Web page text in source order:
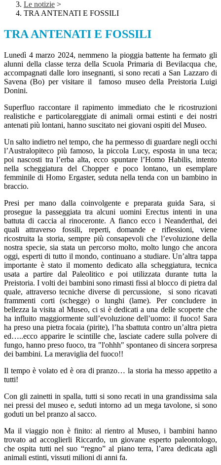
Le notizie >
TRA ANTENATI E FOSSILI
TRA ANTENATI E FOSSILI
Lunedì 4 marzo 2024, nemmeno la pioggia battente ha fermato gli
alunni della classe terza della Scuola Primaria di Bevilacqua che,
accompagnati dalle loro insegnanti, si sono recati a San Lazzaro di
Savena (Bo) per visitare il famoso museo della Preistoria Luigi
Donini.
Superfluo raccontare il rapimento immediato che le ricostruzioni
realistiche e particolareggiate di animali ormai estinti e dei nostri
antenati più lontani, hanno suscitato nei giovani ospiti del Museo.
Un salto indietro nel tempo, che ha permesso di guardare negli occhi
l’Australopiteco più famoso, la piccola Lucy, esposta in una teca;
poi nascosti tra l’erba alta, ecco spuntare l’Homo Habilis, intento
nella scheggiatura del Chopper e poco lontano, un esemplare
femminile di Homo Ergaster, seduta nella tenda con un bambino in
braccio.
Presi per mano dalla coinvolgente e preparata guida Sara, si
prosegue la passeggiata tra alcuni uomini Erectus intenti in una
battuta di caccia al rinoceronte. A fianco ecco i Neanderthal, dei
quali attraverso fossili, reperti, domande e riflessioni, viene
ricostruita la storia, sempre più consapevoli che l’evoluzione della
nostra specie, sia stata un percorso molto, molto lungo che ancora
oggi, esperti di tutto il mondo, continuano a studiare. Un’altra tappa
importante è stato il momento dedicato alla scheggiatura, tecnica
usata a partire dal Paleolitico e poi utilizzata durante tutta la
Preistoria. I volti dei bambini sono rimasti fissi al blocco di pietra dal
quale, attraverso tecniche diverse di percussione, si sono ricavati
frammenti corti (schegge) o lunghi (lame). Per concludere in
bellezza la visita al Museo, ci si è dedicati a una delle scoperte che
ha influito maggiormente sull’evoluzione dell’uomo: il fuoco! Sara
ha preso una pietra focaia (pirite), l’ha sbattuta contro un’altra pietra
ed…..ecco apparire le scintille che, lasciate cadere sulla polvere di
fungo, hanno preso fuoco, tra "l'ohhh" spontaneo di sincera sorpresa
dei bambini. La meraviglia del fuoco!!
Il tempo è volato ed è ora di pranzo… la storia ha messo appetito a
tutti!
Con gli zainetti in spalla, tutti si sono recati in una grandissima sala
nei pressi del museo e, seduti intorno ad un mega tavolone, si sono
goduti un bel pranzo al sacco.
Ma il viaggio non è finito: al rientro al Museo, i bambini hanno
trovato ad accoglierli Riccardo, un giovane esperto paleontologo,
che ospita tutti nel suo “regno” al piano terra, l’area dedicata agli
animali estinti, vissuti milioni di anni fa.